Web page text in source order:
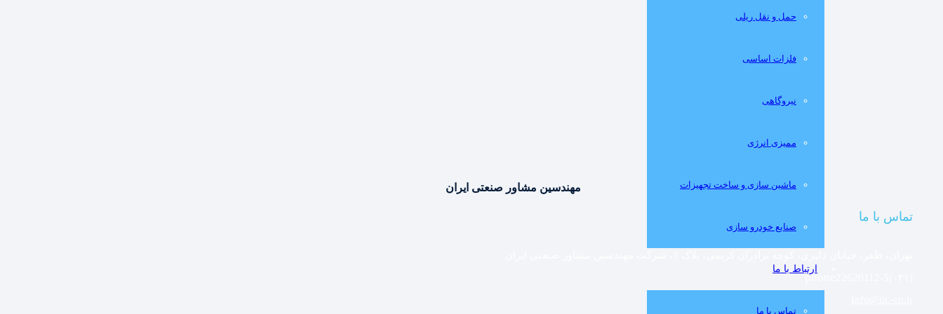
حمل و نقل ریلی
فلزات اساسی
نيروگاهی
مميزی انرژی
ماشین سازی و ساخت تجهیزات
صنایع خودرو سازی
ارتباط با ما
تماس با ما
مهندسین مشاور صنعتی ایران
تماس با ما